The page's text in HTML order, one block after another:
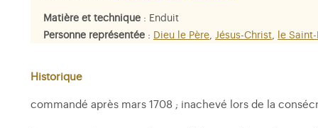
Matière et technique : Enduit
Personne représentée : Dieu le Père, Jésus-Christ,
le
Historique
commandé après mars 1708 ; inachevé lors de la